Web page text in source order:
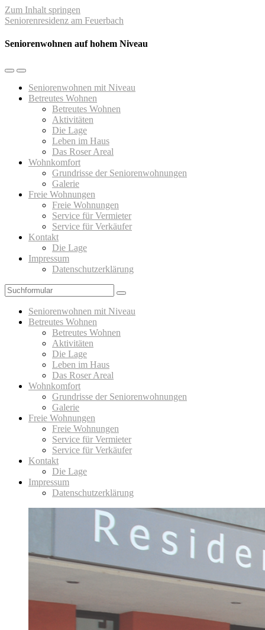
Zum Inhalt springen
Seniorenresidenz am Feuerbach
Seniorenwohnen auf hohem Niveau
Mobil-
umschalten
Suchfeld
umschalten
Seniorenwohnen mit Niveau
Betreutes Wohnen
Betreutes Wohnen
Aktivitäten
Die Lage
Leben im Haus
Das Roser Areal
Wohnkomfort
Grundrisse der Seniorenwohnungen
Galerie
Freie Wohnungen
Freie Wohnungen
Service für Vermieter
Service für Verkäufer
Kontakt
Die Lage
Impressum
Datenschutzerklärung
Suchen
Seniorenwohnen mit Niveau
Betreutes Wohnen
Betreutes Wohnen
Aktivitäten
Die Lage
Leben im Haus
Das Roser Areal
Wohnkomfort
Grundrisse der Seniorenwohnungen
Galerie
Freie Wohnungen
Freie Wohnungen
Service für Vermieter
Service für Verkäufer
Kontakt
Die Lage
Impressum
Datenschutzerklärung